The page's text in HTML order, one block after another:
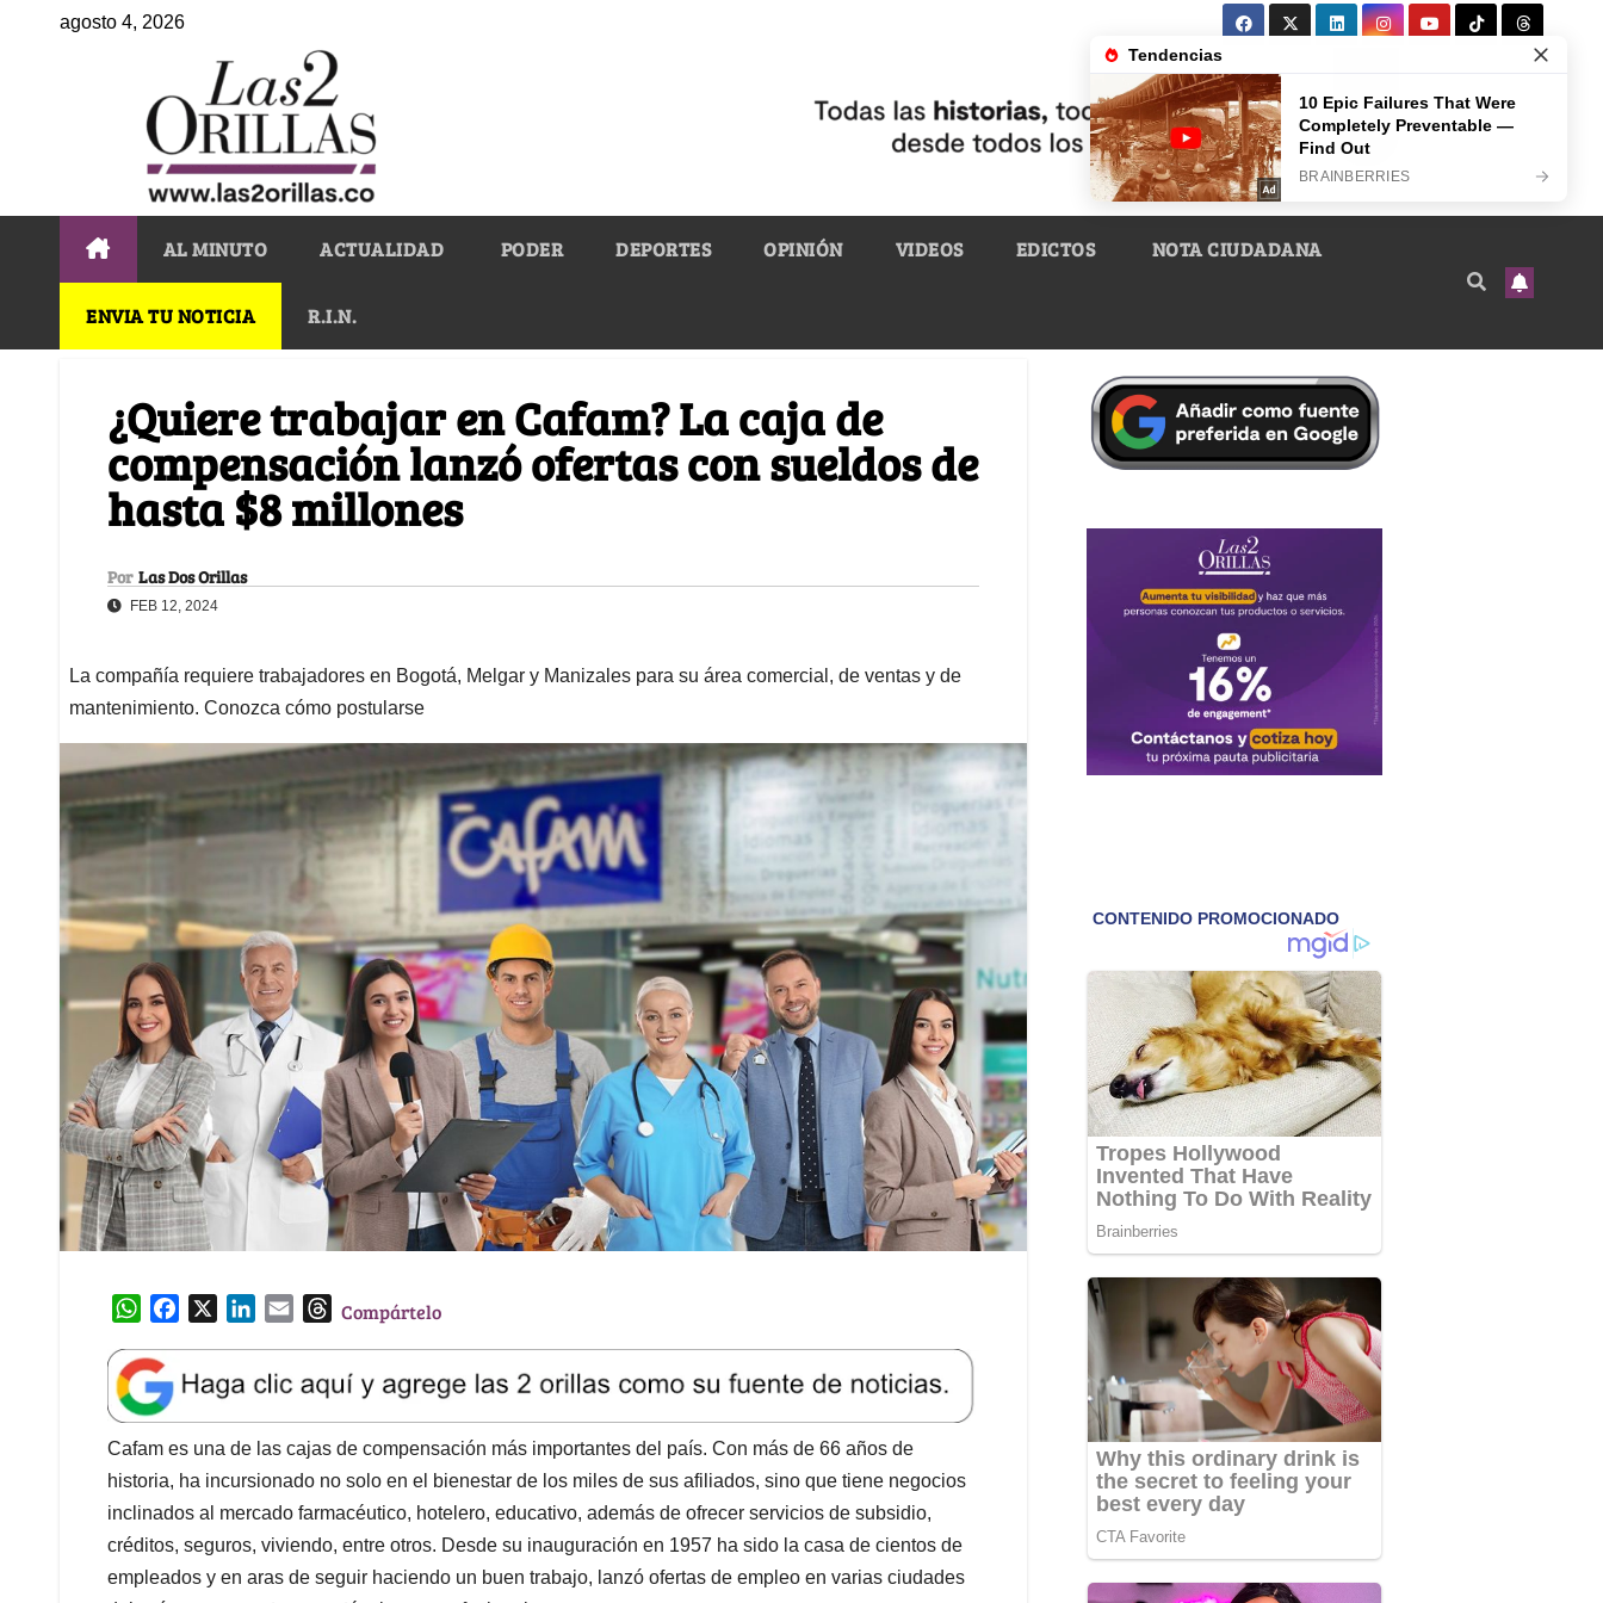
agosto 4, 2026
AL MINUTO ACTUALIDAD PODER DEPORTES OPINIÓN VIDEOS EDICTOS NOTA CIUDADANA
ENVIA TU NOTICIA R.I.N.
¿Quiere trabajar en Cafam? La caja de
compensación lanzó ofertas con sueldos de
hasta $8 millones
Por Las Dos Orillas
FEB 12, 2024
La compañía requiere trabajadores en Bogotá, Melgar y Manizales para su área comercial, de ventas y de
mantenimiento. Conozca cómo postularse
W
a
t
s
A
p
p
e
b
o
o
k
k
e
d
I
n
l
T
e
a
d
s
Compártelo
Cafam es una de las cajas de compensación más importantes del país. Con más de 66 años de
historia, ha incursionado no solo en el bienestar de los miles de sus afiliados, sino que tiene negocios
inclinados al mercado farmacéutico, hotelero, educativo, además de ofrecer servicios de subsidio,
créditos, seguros, viviendo, entre otros. Desde su inauguración en 1957 ha sido la casa de cientos de
empleados y en aras de seguir haciendo un buen trabajo, lanzó ofertas de empleo en varias ciudades